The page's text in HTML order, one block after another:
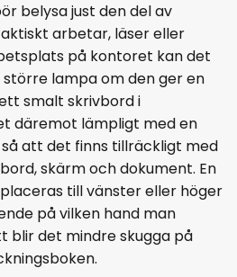
belysa just den del av
arbetar, läser eller
på kontoret kan det
lampa om den ger en
smalt skrivbord i
däremot lämpligt med en
att det finns tillräckligt med
skärm och dokument. En
till vänster eller höger
på vilken hand man
blir det mindre skugga på